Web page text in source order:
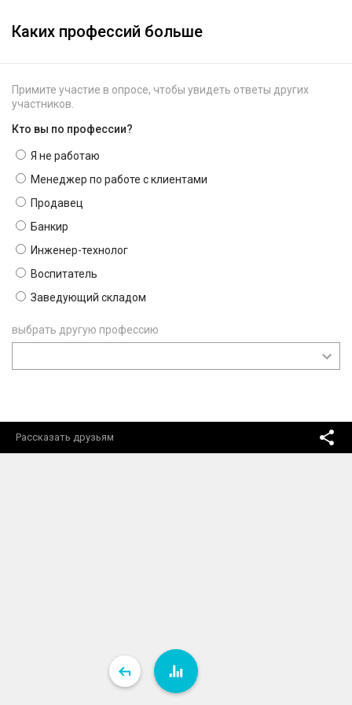
Каких профессий больше
Примите участие в опросе, чтобы увидеть ответы других
участников.
Кто вы по профессии?
Я не работаю
Менеджер по работе с клиентами
Продавец
Банкир
Инженер-технолог
Воспитатель
Заведующий складом
выбрать другую профессию
Рассказать друзьям